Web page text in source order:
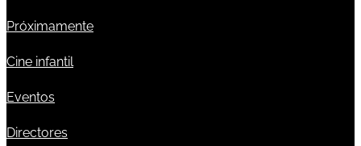
Próximamente
Cine infantil
Eventos
Directores